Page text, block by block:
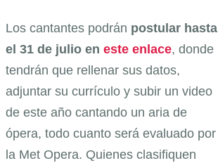
Los cantantes podrán postular hasta
el 31 de julio en este enlace, donde
tendrán que rellenar sus datos,
adjuntar su currículo y subir un video
de este año cantando un aria de
ópera, todo cuanto será evaluado por
la Met Opera. Quienes clasifiquen